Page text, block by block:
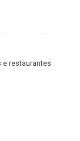
e restaurantes